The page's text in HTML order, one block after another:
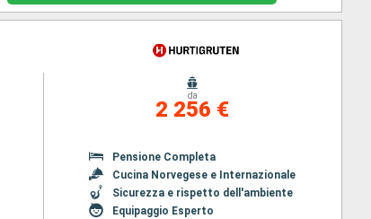
da
2 256 €
Pensione Completa
Cucina Norvegese e Internazionale
Sicurezza e rispetto dell'ambiente
Equipaggio Esperto